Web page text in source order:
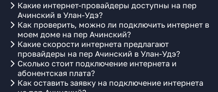
Какие интернет-провайдеры доступны на пер
Ачинский в Улан-Удэ?
Как проверить, можно ли подключить интернет в
моем доме на пер Ачинский?
Какие скорости интернета предлагают
провайдеры на пер Ачинский в Улан-Удэ?
Сколько стоит подключение интернета и
абонентская плата?
Как оставить заявку на подключение интернета